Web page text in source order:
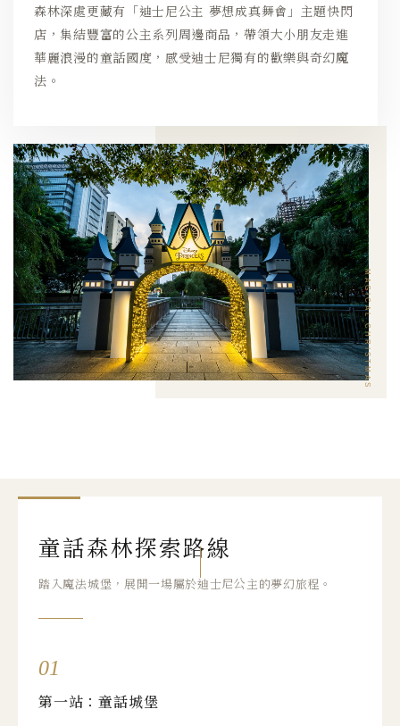
森林深處更藏有「迪士尼公主 夢想成真舞會」主題快閃
店，集結豐富的公主系列周邊商品，帶領大小朋友走進
華麗浪漫的童話國度，感受迪士尼獨有的歡樂與奇幻魔
法。
童話森林探索路線
踏入魔法城堡，展開一場屬於迪士尼公主的夢幻旅程。
01
第一站：童話城堡